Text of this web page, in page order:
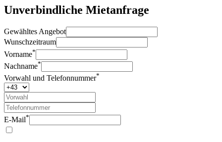
Unverbindliche Mietanfrage
Gewähltes Angebot
Wunschzeitraum
Vorname*
Nachname*
Vorwahl und Telefonnummer*
E-Mail*